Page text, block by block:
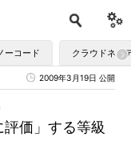
ーコード クラウドネイ
2009年3月19日 公開
評価」する等級